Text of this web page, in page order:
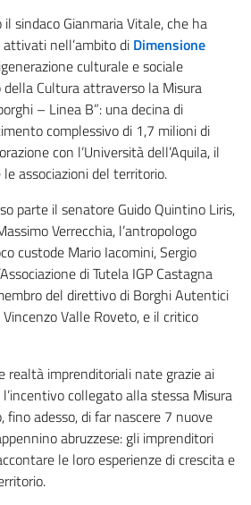
sindaco Gianmaria Vitale, che ha
nell’ambito di Dimensione
culturale e sociale
Cultura attraverso la Misura
– Linea B”: una decina di
complessivo di 1,7 milioni di
con l’Università dell’Aquila, il
associazioni del territorio.
parte il senatore Guido Quintino Liris,
Verrecchia, l’antropologo
custode Mario Iacomini, Sergio
di Tutela IGP Castagna
del direttivo di Borghi Autentici
Valle Roveto, e il critico
realtà imprenditoriali nate grazie ai
collegato alla stessa Misura
fino adesso, di far nascere 7 nuove
abruzzese: gli imprenditori
le loro esperienze di crescita e